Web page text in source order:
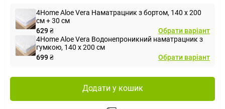
4Home Aloe Vera Наматрацник з бортом, 140 x 200
см + 30 см
629 ₴
Обрати варіант
4Home Aloe Vera Водонепроникний наматрацник з
гумкою, 140 x 200 см
699 ₴
Обрати варіант
Додати у кошик